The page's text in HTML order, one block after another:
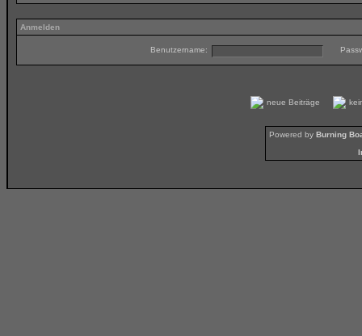
Anmelden
Benutzername:
neue Beiträge
Powered by Burning